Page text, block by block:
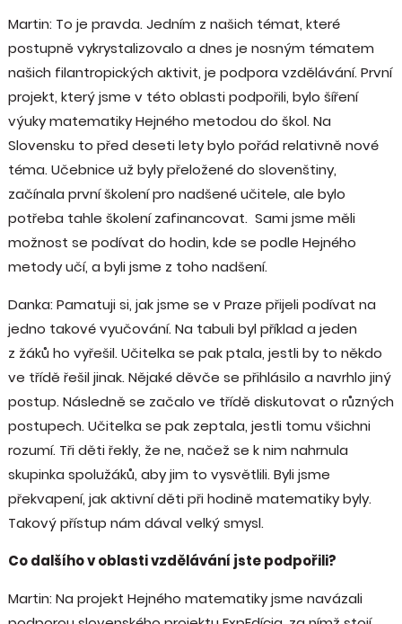
Martin: To je pravda. Jedním z našich témat, které
postupně vykrystalizovalo a dnes je nosným tématem
našich filantropických aktivit, je podpora vzdělávání. První
projekt, který jsme v této oblasti podpořili, bylo šíření
výuky matematiky Hejného metodou do škol. Na
Slovensku to před deseti lety bylo pořád relativně nové
téma. Učebnice už byly přeložené do slovenštiny,
začínala první školení pro nadšené učitele, ale bylo
potřeba tahle školení zafinancovat. Sami jsme měli
možnost se podívat do hodin, kde se podle Hejného
metody učí, a byli jsme z toho nadšení.
Danka: Pamatuji si, jak jsme se v Praze přijeli podívat na
jedno takové vyučování. Na tabuli byl příklad a jeden
z žáků ho vyřešil. Učitelka se pak ptala, jestli by to někdo
ve třídě řešil jinak. Nějaké děvče se přihlásilo a navrhlo jiný
postup. Následně se začalo ve třídě diskutovat o různých
postupech. Učitelka se pak zeptala, jestli tomu všichni
rozumí. Tři děti řekly, že ne, načež se k nim nahrnula
skupinka spolužáků, aby jim to vysvětlili. Byli jsme
překvapení, jak aktivní děti při hodině matematiky byly.
Takový přístup nám dával velký smysl.
Co dalšího v oblasti vzdělávání jste podpořili?
Martin: Na projekt Hejného matematiky jsme navázali